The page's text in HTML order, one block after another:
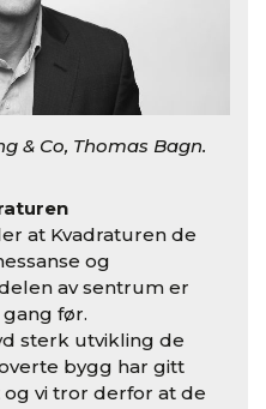
& Co, Thomas Bagn.
at Kvadraturen de
og
av sentrum er
før.
sterk utvikling de
bygg har gitt
vi tror derfor at de